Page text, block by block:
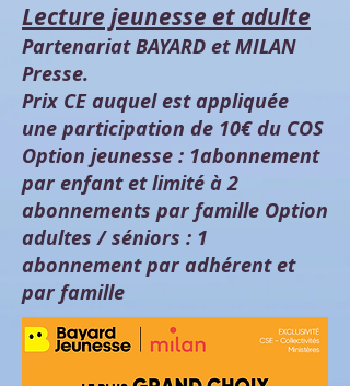
Lecture jeunesse et adulte
Partenariat BAYARD et MILAN
Presse.
Prix CE auquel est appliquée
une participation de 10€ du COS
Option jeunesse : 1abonnement
par enfant et limité à 2
abonnements par famille Option
adultes / séniors : 1
abonnement par adhérent et
par famille